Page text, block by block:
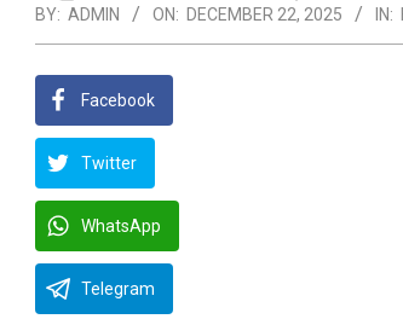
BY: ADMIN ON: DECEMBER 22, 2025 IN:
Facebook
Twitter
WhatsApp
Telegram